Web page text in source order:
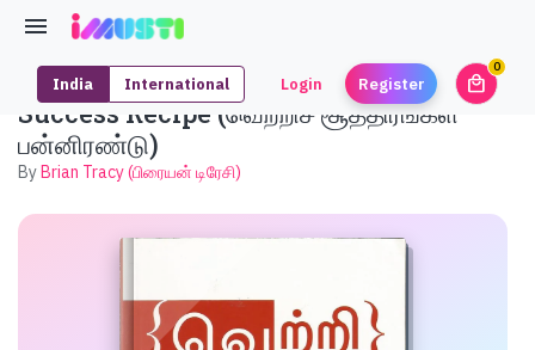
India International Login Register local_mall
0
Success Recipe (வெற்றிச் சூத்திரங்கள்
பன்னிரண்டு)
ByBrian Tracy (பிரையன் டிரேசி)